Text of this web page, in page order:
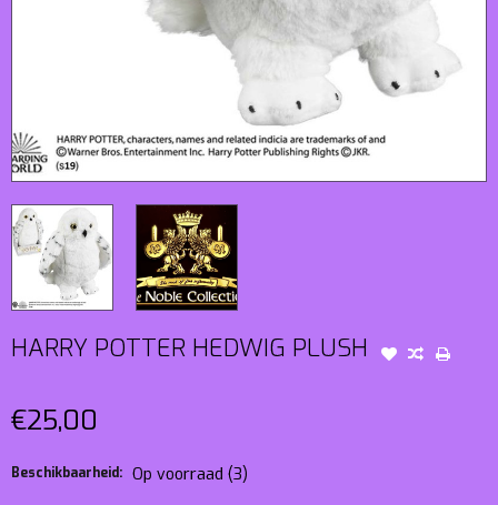
HARRY POTTER HEDWIG PLUSH
€25,00
Beschikbaarheid: Op voorraad (3)